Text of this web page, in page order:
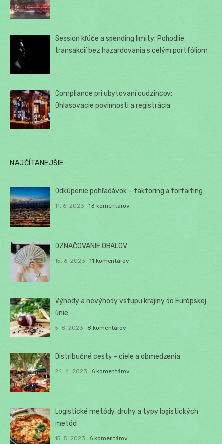
Session kľúče a spending limity: Pohodlie
transakcií bez hazardovania s celým portfóliom
Compliance pri ubytovaní cudzincov:
Ohlasovacie povinnosti a registrácia
NAJČÍTANEJŠIE
Odkúpenie pohľadávok – faktoring a forfaiting
11. 6. 2023 13 komentárov
OZNAČOVANIE OBALOV
15. 6. 2023 11 komentárov
Výhody a nevýhody vstupu krajiny do Európskej
únie
5. 8. 2023 8 komentárov
Distribučné cesty – ciele a obmedzenia
24. 4. 2023 6 komentárov
Logistické metódy, druhy a typy logistických
metód
15. 5. 2023 6 komentárov